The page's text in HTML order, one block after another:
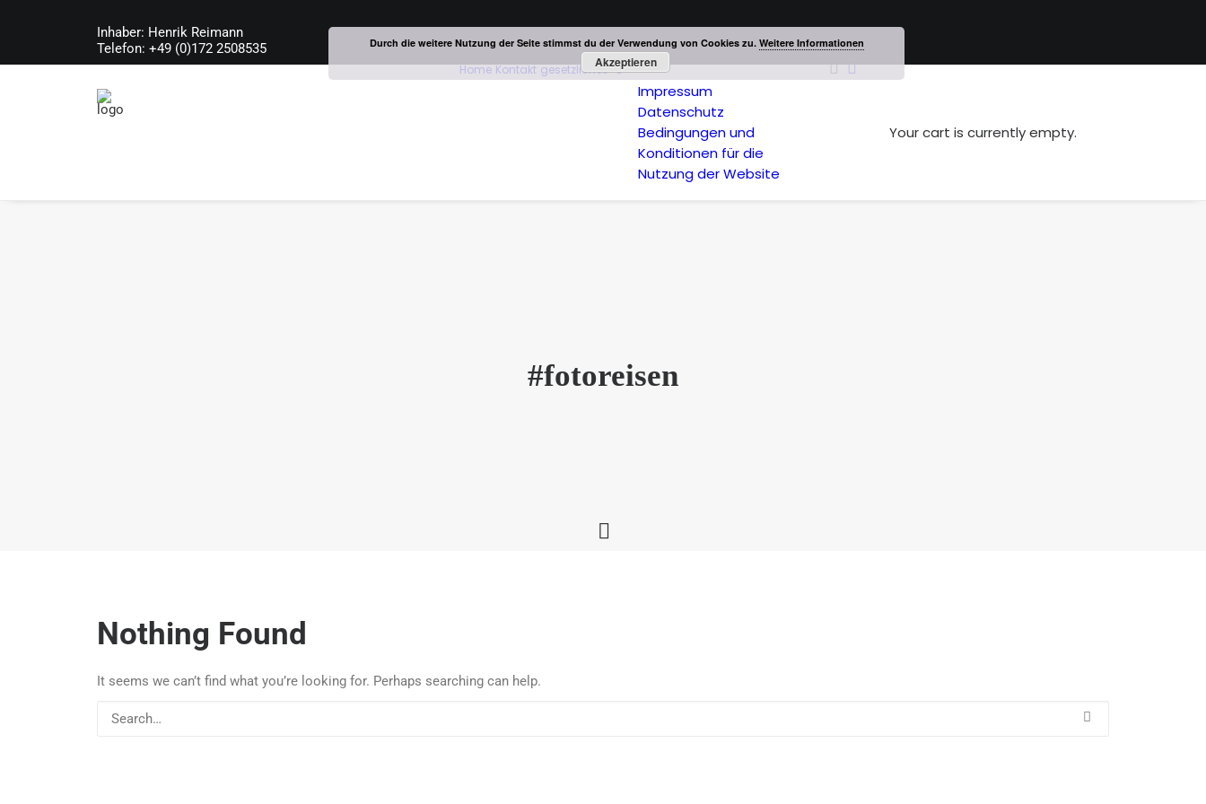
Inhaber: Henrik Reimann
Telefon: +49 (0)172 2508535
Home Kontakt gesetzliches
Impressum
Datenschutz
Bedingungen und
Konditionen für die
Nutzung der Website
Your cart is currently empty.
#fotoreisen
Nothing Found
It seems we can’t find what you’re looking for. Perhaps searching can help.
Durch die weitere Nutzung der Seite stimmst du der Verwendung von Cookies zu. Weitere Informationen
Akzeptieren